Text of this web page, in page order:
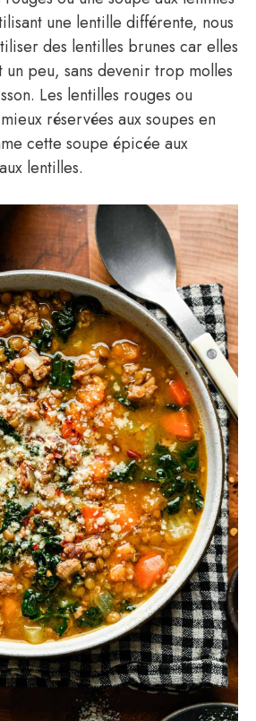
une lentille différente, nous
des lentilles brunes car elles
un peu, sans devenir trop molles
Les lentilles rouges ou
réservées aux soupes en
cette soupe épicée aux
lentilles.